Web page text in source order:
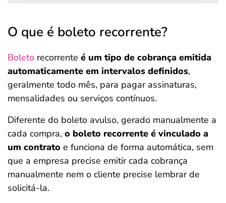
O que é boleto recorrente?
Boleto recorrente é um tipo de cobrança emitida
automaticamente em intervalos definidos,
geralmente todo mês, para pagar assinaturas,
mensalidades ou serviços contínuos.
Diferente do boleto avulso, gerado manualmente a
cada compra, o boleto recorrente é vinculado a
um contrato e funciona de forma automática, sem
que a empresa precise emitir cada cobrança
manualmente nem o cliente precise lembrar de
solicitá-la.